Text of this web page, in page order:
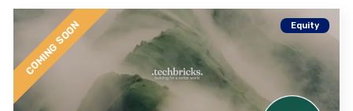
COMING SOON Equity